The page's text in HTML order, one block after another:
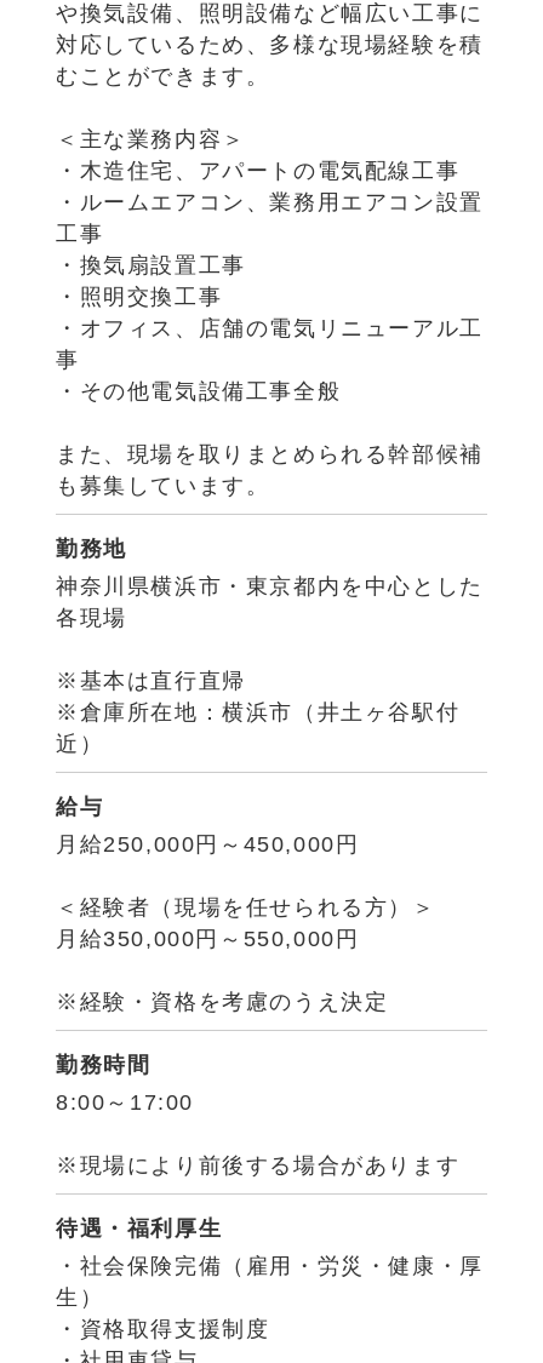
や換気設備、照明設備など幅広い工事に
対応しているため、多様な現場経験を積
むことができます。
＜主な業務内容＞
・木造住宅、アパートの電気配線工事
・ルームエアコン、業務用エアコン設置
工事
・換気扇設置工事
・照明交換工事
・オフィス、店舗の電気リニューアル工
事
・その他電気設備工事全般
また、現場を取りまとめられる幹部候補
も募集しています。
勤務地
神奈川県横浜市・東京都内を中心とした
各現場
※基本は直行直帰
※倉庫所在地：横浜市（井土ヶ谷駅付
近）
給与
月給250,000円～450,000円
＜経験者（現場を任せられる方）＞
月給350,000円～550,000円
※経験・資格を考慮のうえ決定
勤務時間
8:00～17:00
※現場により前後する場合があります
待遇・福利厚生
・社会保険完備（雇用・労災・健康・厚
生）
・資格取得支援制度